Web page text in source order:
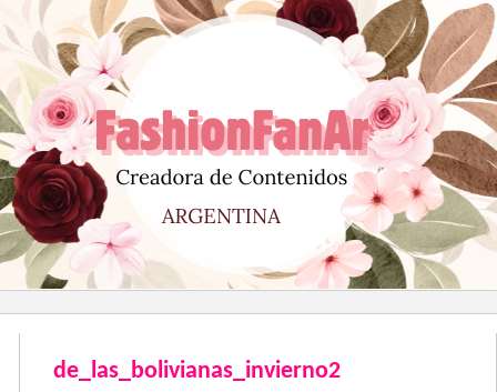
al
contenido
de_las_bolivianas_invierno2